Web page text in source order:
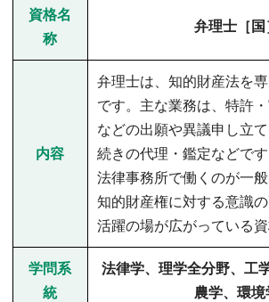
資格名
称
弁理士［国
内容
弁理士は、知的財産法を
です。主な業務は、特許
などの出願や異議申し立
続きの代理・鑑定などで
法律事務所で働くのが一
知的財産権に対する意識の
活躍の場が広がっている資
学問系
統
法律学、理学全分野、工
農学、環境